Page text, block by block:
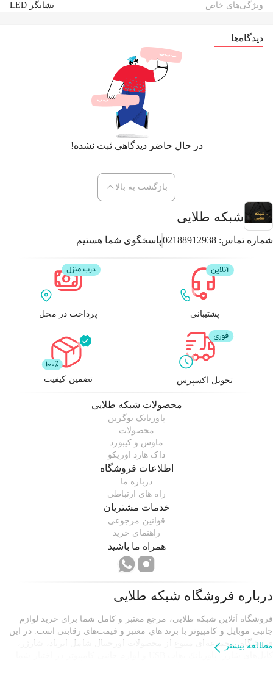
ویژگی‌های خاص
نشانگر LED
دیدگاه‌ها
در حال حاضر دیدگاهی ثبت نشده!
شبکه طلایی
شماره تماس: 02188912938پاسخگوی شما هستیم
بازگشت به بالا
پشتیبانی پرداخت در محل
تحویل اکسپرس تضمین کیفیت
محصولات شبکه طلایی
پاوربانک یوگرین
محصولات
ماوس و کیبورد
داک هارد اوریکو
اطلاعات فروشگاه
درباره ما
راه های ارتباطی
خدمات مشتریان
قوانین مرجوعی
راهنمای خرید
همراه ما باشید
درباره فروشگاه شبکه طلایی
فروشگاه آنلاین شبکه طلایی، مرجع معتبر و کامل شما برای خرید لوازم
جانبی موبایل و کامپیوتر با برند هاي معتبر و قیمت‌های رقابتی است. در این
فروشگاه، مجموعه‌ای متنوع از محصولات اورجینال شامل ايرپاد، شارژر،
مطالعه بیشتر